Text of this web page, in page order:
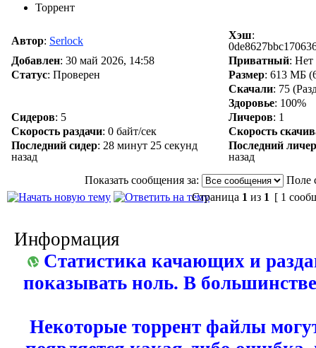
Торрент
Автор: Serlock Хэш:
Добавлен: 30 май 2026, 14:58 Приватный:
Статус: Проверен Размер: 613 МБ
Скачали: 75
Здоровье: 100%
Сидеров: 5 Личеров: 1
Скорость раздачи: 0 байт/сек
Скорость
Последний сидер: 28 минут 25 секунд
назад
Последний личер
назад
Показать сообщения за:
Поле
Страница 1 из 1 [ 1
Информация
Статистика качающих и
показывать ноль. В
Некоторые торрент файлы